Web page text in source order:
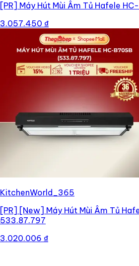
[PR] Máy Hút Mùi Âm Tủ Hafele
3.057.450 ₫
KitchenWorld_365
[PR] [New] Máy Hút Mùi Âm Tủ
533.87.797
3.020.006 ₫